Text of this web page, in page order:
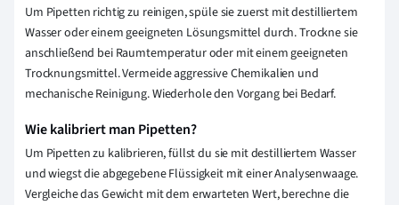
Um Pipetten richtig zu reinigen, spüle sie zuerst mit destilliertem
Wasser oder einem geeigneten Lösungsmittel durch. Trockne sie
anschließend bei Raumtemperatur oder mit einem geeigneten
Trocknungsmittel. Vermeide aggressive Chemikalien und
mechanische Reinigung. Wiederhole den Vorgang bei Bedarf.
Wie kalibriert man Pipetten?
Um Pipetten zu kalibrieren, füllst du sie mit destilliertem Wasser
und wiegst die abgegebene Flüssigkeit mit einer Analysenwaage.
Vergleiche das Gewicht mit dem erwarteten Wert, berechne die